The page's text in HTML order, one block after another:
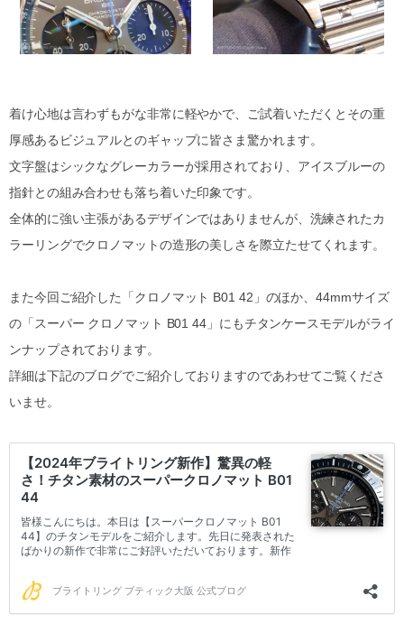
着け心地は言わずもがな非常に軽やかで、ご試着いただくとその重
厚感あるビジュアルとのギャップに皆さま驚かれます。
文字盤はシックなグレーカラーが採用されており、アイスブルーの
指針との組み合わせも落ち着いた印象です。
全体的に強い主張があるデザインではありませんが、洗練されたカ
ラーリングでクロノマットの造形の美しさを際立たせてくれます。
また今回ご紹介した「クロノマット B01 42」のほか、44mmサイズ
の「スーパー クロノマット B01 44」にもチタンケースモデルがライ
ンナップされております。
詳細は下記のブログでご紹介しておりますのであわせてご覧くださ
いませ。